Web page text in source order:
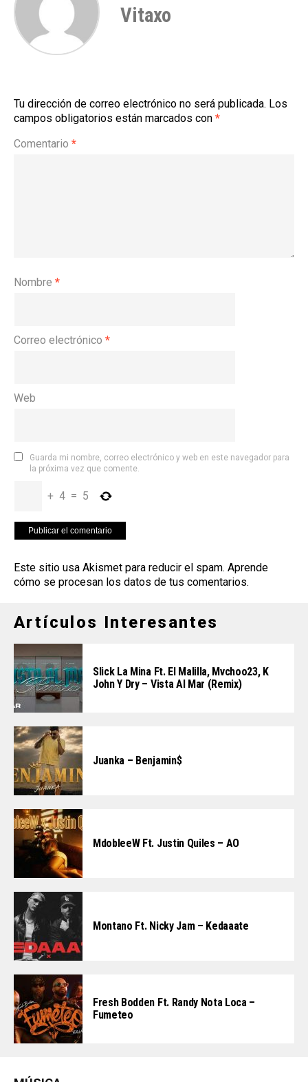
Vitaxo
Tu dirección de correo electrónico no será publicada. Los
campos obligatorios están marcados con *
Comentario *
Nombre *
Correo electrónico *
Web
Guarda mi nombre, correo electrónico y web en este navegador para
la próxima vez que comente.
+ 4 = 5
Este sitio usa Akismet para reducir el spam. Aprende
cómo se procesan los datos de tus comentarios.
Artículos Interesantes
Slick La Mina Ft. El Malilla, Mvchoo23, K
John Y Dry – Vista Al Mar (Remix)
Juanka – Benjamin$
MdobleeW Ft. Justin Quiles – AO
Montano Ft. Nicky Jam – Kedaaate
Fresh Bodden Ft. Randy Nota Loca –
Fumeteo